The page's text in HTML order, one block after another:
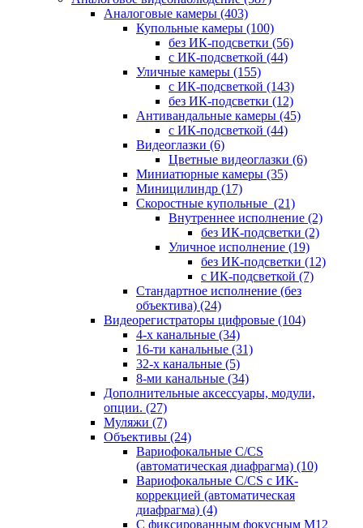
Аналоговые камеры (403)
Купольные камеры (100)
без ИК-подсветки (56)
с ИК-подсветкой (44)
Уличные камеры (155)
с ИК-подсветкой (143)
без ИК-подсветки (12)
Антивандальные камеры (45)
с ИК-подсветкой (44)
Видеоглазки (6)
Цветные видеоглазки (6)
Миниатюрные камеры (35)
Миницилиндр (17)
Скоростные купольные (21)
Внутреннее исполнение (2)
без ИК-подсветки (2)
Уличное исполнение (19)
без ИК-подсветки (12)
с ИК-подсветкой (7)
Стандартное исполнение (без
объектива) (24)
Видеорегистраторы цифровые (104)
4-х канальные (34)
16-ти канальные (31)
32-х канальные (5)
8-ми канальные (34)
Дополнительные аксессуары, модули,
опции. (27)
Муляжи (7)
Объективы (24)
Вариофокальные C/CS
(автоматическая диафрагма) (10)
Вариофокальные C/CS с ИК-
коррекцией (автоматическая
диафрагма) (4)
С фиксированным фокусным М12